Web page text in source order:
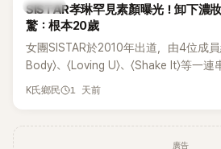
K-POP
SISTAR孝琳罕見素顏曝光！卸下濃
驚：根本20歲
女團SISTAR於2010年出道，由4位成
Body〉、〈Loving U〉、〈Shake It〉等一
獲封「夏日女王」。不過，團體在出道
K氏鄉民 1 天前
廣告